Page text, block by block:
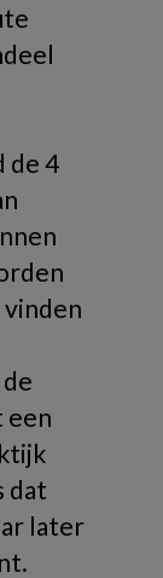
de 4
een
dat
later